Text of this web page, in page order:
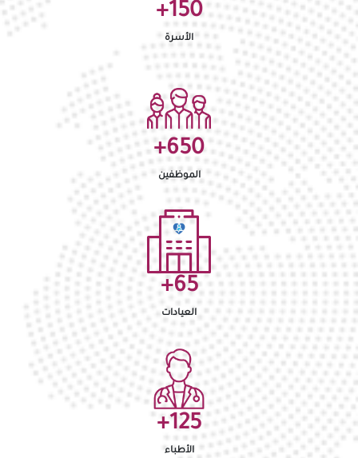
150
+
الأسرة
650
+
الموظفين
65
+
العيادات
125
+
الأطباء